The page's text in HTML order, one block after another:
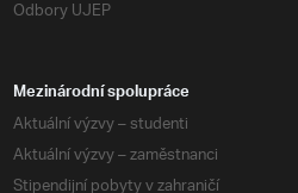
Odbory UJEP
Mezinárodní spolupráce
Aktuální výzvy – studenti
Aktuální výzvy – zaměstnanci